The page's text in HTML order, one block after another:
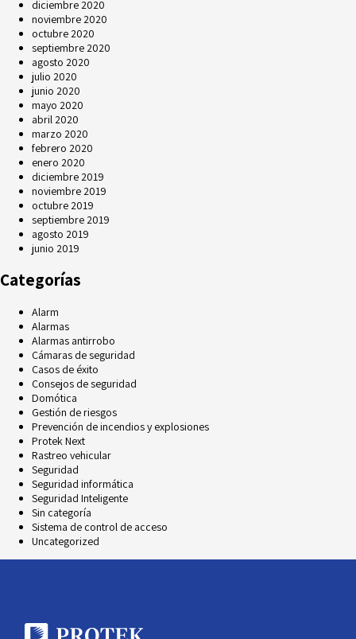
diciembre 2020
noviembre 2020
octubre 2020
septiembre 2020
agosto 2020
julio 2020
junio 2020
mayo 2020
abril 2020
marzo 2020
febrero 2020
enero 2020
diciembre 2019
noviembre 2019
octubre 2019
septiembre 2019
agosto 2019
junio 2019
Categorías
Alarm
Alarmas
Alarmas antirrobo
Cámaras de seguridad
Casos de éxito
Consejos de seguridad
Domótica
Gestión de riesgos
Prevención de incendios y explosiones
Protek Next
Rastreo vehicular
Seguridad
Seguridad informática
Seguridad Inteligente
Sin categoría
Sistema de control de acceso
Uncategorized